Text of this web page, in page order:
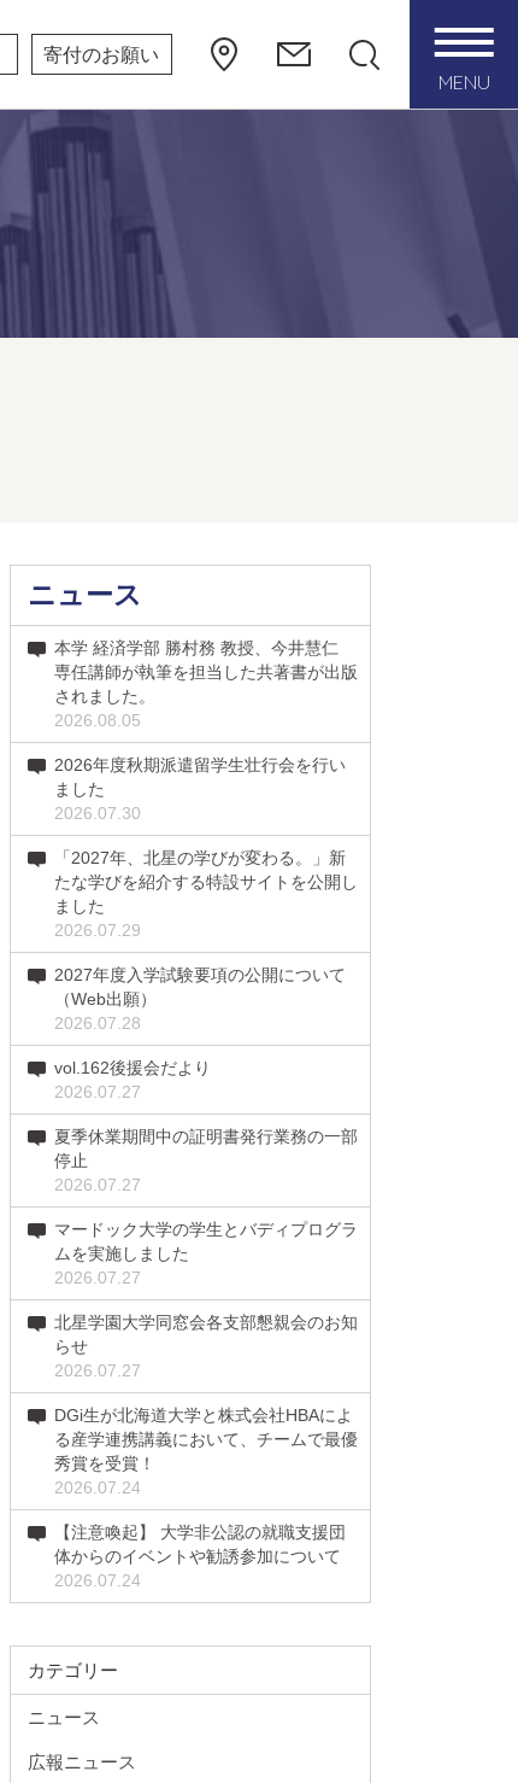
寄付のお願い
MENU
ニュース
本学 経済学部 勝村務 教授、今井慧仁
専任講師が執筆を担当した共著書が出版
されました。
2026.08.05
2026年度秋期派遣留学生壮行会を行い
ました
2026.07.30
「2027年、北星の学びが変わる。」新
たな学びを紹介する特設サイトを公開し
ました
2026.07.29
2027年度入学試験要項の公開について
（Web出願）
2026.07.28
vol.162後援会だより
2026.07.27
夏季休業期間中の証明書発行業務の一部
停止
2026.07.27
マードック大学の学生とバディプログラ
ムを実施しました
2026.07.27
北星学園大学同窓会各支部懇親会のお知
らせ
2026.07.27
DGi生が北海道大学と株式会社HBAによ
る産学連携講義において、チームで最優
秀賞を受賞！
2026.07.24
【注意喚起】 大学非公認の就職支援団
体からのイベントや勧誘参加について
2026.07.24
カテゴリー
ニュース
広報ニュース